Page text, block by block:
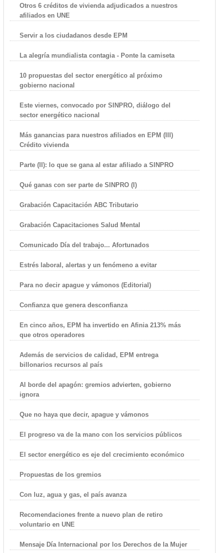
Otros 6 créditos de vivienda adjudicados a nuestros
afiliados en UNE
Servir a los ciudadanos desde EPM
La alegría mundialista contagia - Ponte la camiseta
10 propuestas del sector energético al próximo
gobierno nacional
Este viernes, convocado por SINPRO, diálogo del
sector energético nacional
Más ganancias para nuestros afiliados en EPM (III)
Crédito vivienda
Parte (II): lo que se gana al estar afiliado a SINPRO
Qué ganas con ser parte de SINPRO (I)
Grabación Capacitación ABC Tributario
Grabación Capacitaciones Salud Mental
Comunicado Día del trabajo... Afortunados
Estrés laboral, alertas y un fenómeno a evitar
Para no decir apague y vámonos (Editorial)
Confianza que genera desconfianza
En cinco años, EPM ha invertido en Afinia 213% más
que otros operadores
Además de servicios de calidad, EPM entrega
billonarios recursos al país
Al borde del apagón: gremios advierten, gobierno
ignora
Que no haya que decir, apague y vámonos
El progreso va de la mano con los servicios públicos
El sector energético es eje del crecimiento económico
Propuestas de los gremios
Con luz, agua y gas, el país avanza
Recomendaciones frente a nuevo plan de retiro
voluntario en UNE
Mensaje Día Internacional por los Derechos de la Mujer